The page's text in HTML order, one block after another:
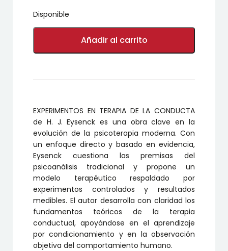
Disponible
EXPERIMENTOS
TERAPIA
Añadir al carrito
EXPERIMENTOS EN TERAPIA DE LA CONDUCTA
de H. J. Eysenck es una obra clave en la
evolución de la psicoterapia moderna. Con
un enfoque directo y basado en evidencia,
Eysenck cuestiona las premisas del
psicoanálisis tradicional y propone un
modelo terapéutico respaldado por
experimentos controlados y resultados
medibles. El autor desarrolla con claridad los
fundamentos teóricos de la terapia
conductual, apoyándose en el aprendizaje
por condicionamiento y en la observación
objetiva del comportamiento humano.